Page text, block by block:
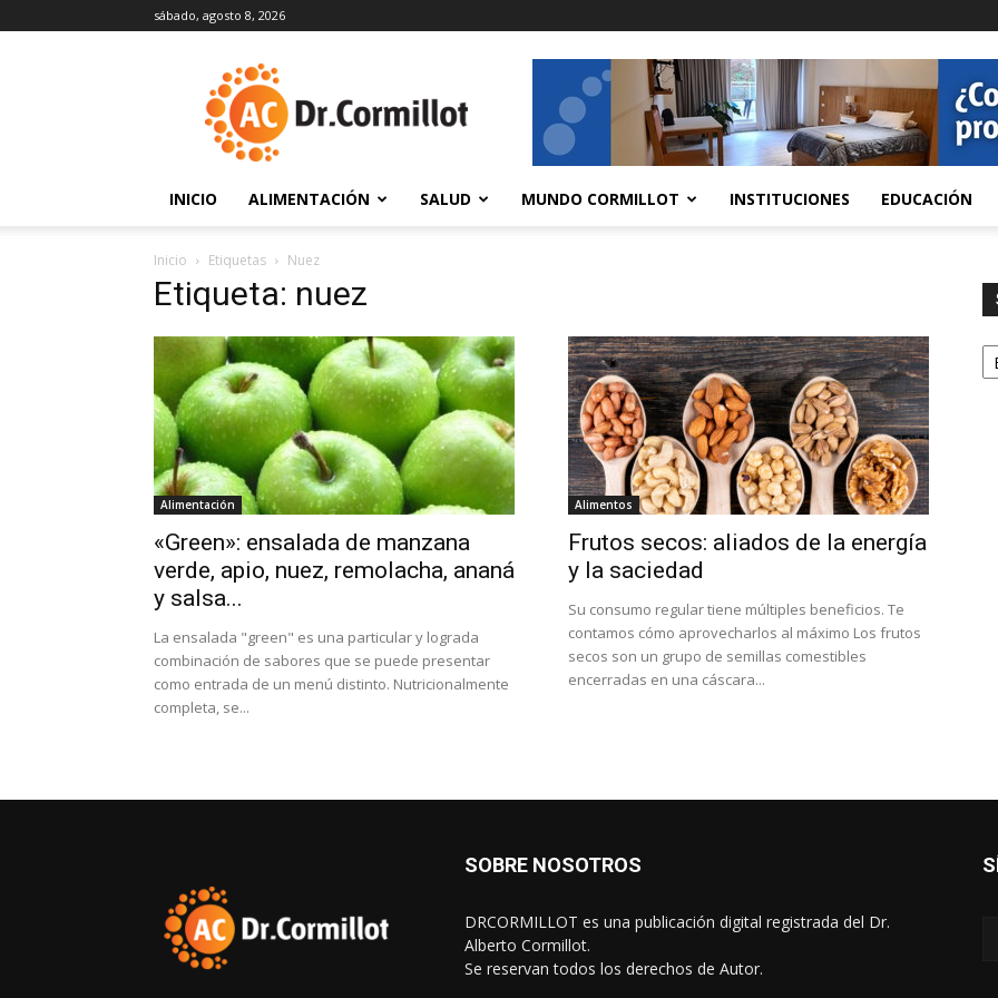
sábado, agosto 8, 2026
INICIO ALIMENTACIÓN SALUD MUNDO CORMILLOT INSTITUCIONES EDUCACIÓN
Inicio Etiquetas Nuez
Etiqueta: nuez
Alimentación
«Green»: ensalada de manzana
verde, apio, nuez, remolacha, ananá
y salsa...
La ensalada "green" es una particular y lograda
combinación de sabores que se puede presentar
como entrada de un menú distinto. Nutricionalmente
completa, se...
Alimentos
Frutos secos: aliados de la energía
y la saciedad
Su consumo regular tiene múltiples beneficios. Te
contamos cómo aprovecharlos al máximo Los frutos
secos son un grupo de semillas comestibles
encerradas en una cáscara...
SOBRE NOSOTROS
DRCORMILLOT es una publicación digital registrada del Dr.
Alberto Cormillot.
Se reservan todos los derechos de Autor.